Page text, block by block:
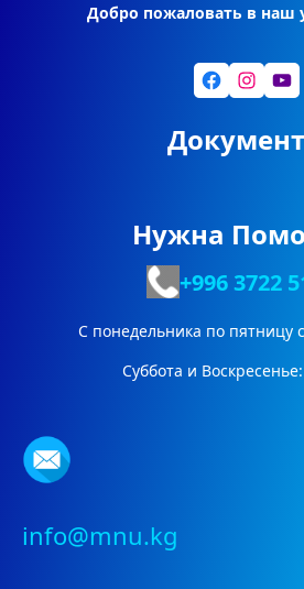
Добро пожаловать в наш
Facebook Instagram YouTube
Нужна
+996 3722
С понедельника по пятницу
Суббота и
info@mnu.kg